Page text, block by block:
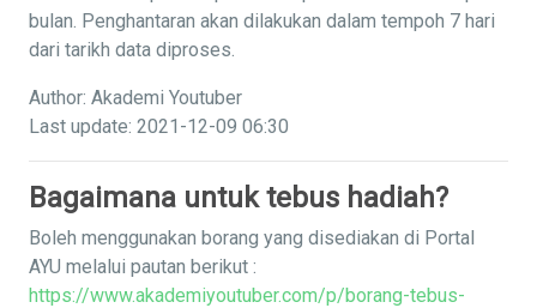
bulan. Penghantaran akan dilakukan dalam tempoh 7 hari
dari tarikh data diproses.
Author: Akademi Youtuber
Last update: 2021-12-09 06:30
Bagaimana untuk tebus hadiah?
Boleh menggunakan borang yang disediakan di Portal
AYU melalui pautan berikut :
https://www.akademiyoutuber.com/p/borang-tebus-